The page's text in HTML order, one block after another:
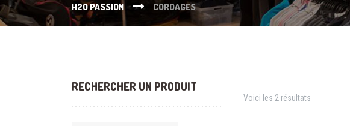
H2O PASSION CORDAGES
Voici les 2 résultats
RECHERCHER UN PRODUIT